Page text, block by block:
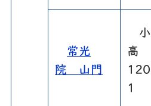
常光
院 山門
小
高
120
1